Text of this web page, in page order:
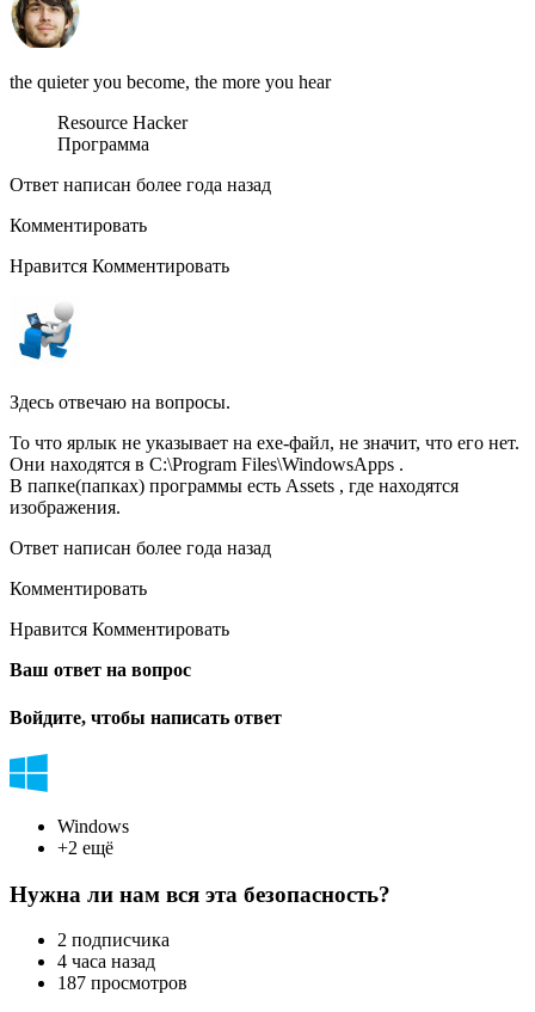
the quieter you become, the more you hear
Resource Hacker
Программа
Ответ написан более года назад
Комментировать
Нравится Комментировать
Здесь отвечаю на вопросы.
То что ярлык не указывает на exe-файл, не значит, что его нет.
Они находятся в C:\Program Files\WindowsApps .
В папке(папках) программы есть Assets , где находятся
изображения.
Ответ написан более года назад
Комментировать
Нравится Комментировать
Ваш ответ на вопрос
Войдите, чтобы написать ответ
Windows
+2 ещё
Нужна ли нам вся эта безопасность?
2 подписчика
4 часа назад
187 просмотров